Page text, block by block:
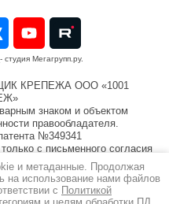
- студия Мегагрупп.ру.
КРЕПЕЖА ООО «1001
знаком и объектом
правообладателя.
№349341
с письменного согласия
КРЕПЕЖ»
не является публичной
- 2026
и метаданные. Продолжая
на использование нами файлов
с Политикой